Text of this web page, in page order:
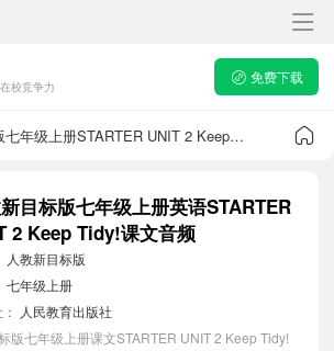
校竞争力
免费下载
人教新目标版七年级上册STARTER UNIT 2 Keep Tidy!课文音频
目标版七年级上册英语STARTER
2 Keep Tidy!课文音频
人教新目标版
七年级上册
人民教育出版社
版七年级上册课文STARTER UNIT 2 Keep Tidy!